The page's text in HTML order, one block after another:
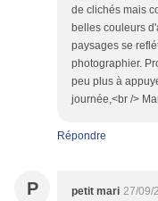
de clichés mais
belles couleurs
paysages se
photographier.
peu plus à
journée,<br />
Répondre
P petit mari 27/09/